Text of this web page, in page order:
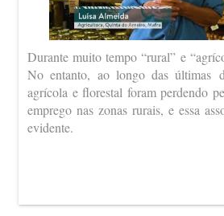
Durante muito tempo “rural” e
No entanto, ao longo das últimas
agrícola e florestal foram perdendo
emprego nas zonas rurais, e essa
evidente.